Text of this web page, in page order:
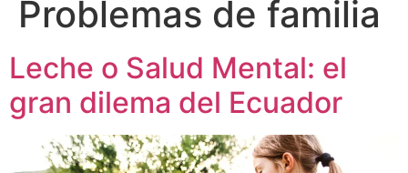
Problemas de familia
Leche o Salud Mental: el
gran dilema del Ecuador